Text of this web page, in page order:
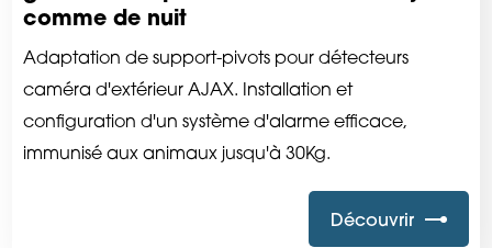
comme de nuit
Adaptation de support-pivots pour détecteurs
caméra d'extérieur AJAX. Installation et
configuration d'un système d'alarme efficace,
immunisé aux animaux jusqu'à 30Kg.
Découvrir